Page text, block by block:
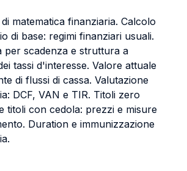
matematica finanziaria. Calcolo
di base: regimi finanziari usuali.
per scadenza e struttura a
tassi d'interesse. Valore attuale
di flussi di cassa. Valutazione
DCF, VAN e TIR. Titoli zero
titoli con cedola: prezzi e misure
Duration e immunizzazione